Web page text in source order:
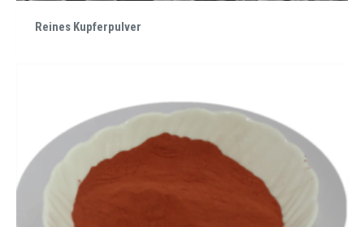
Reines Kupferpulver